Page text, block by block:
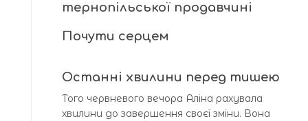
тернопільської продавчині
Почути серцем
Останні хвилини перед тишею
Того червневого вечора Аліна рахувала
хвилини до завершення своєї зміни. Вона